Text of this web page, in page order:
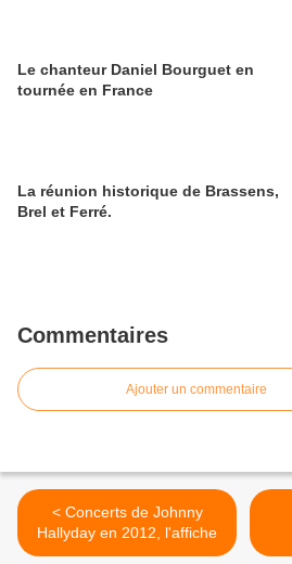
Le chanteur Daniel Bourguet en
tournée en France
La réunion historique de Brassens,
Brel et Ferré.
Commentaires
Ajouter un commentaire
< Concerts de Johnny
Hallyday en 2012, l'affiche